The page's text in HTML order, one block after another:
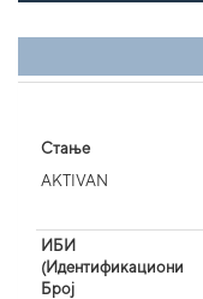
Стање
AKTIVAN
ИБИ
(Идентификациони
Број